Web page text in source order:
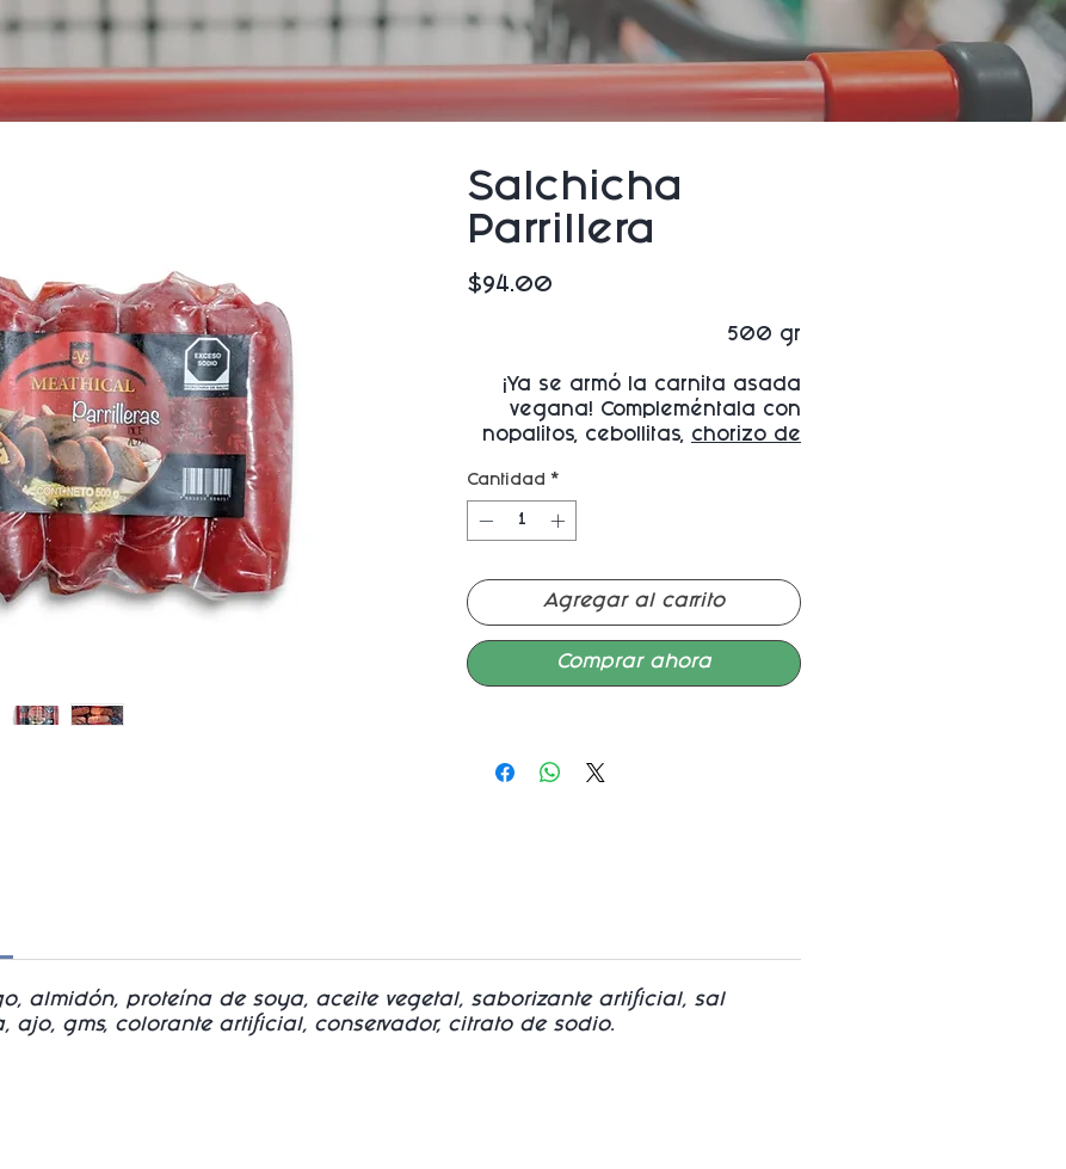
Salchicha
Parrillera
$94.00
500 gr
¡Ya se armó la carnita asada
vegana! Compleméntala con
nopalitos, cebollitas, chorizo de
Cantidad *
Agregar al carrito
Comprar ahora
almidón, proteína de soya, aceite vegetal, saborizante artificial, sal
gms, colorante artificial, conservador, citrato de sodio.